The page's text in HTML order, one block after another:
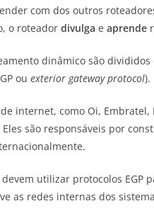
com dos outros
o roteador divulga e aprende
dinâmico são divididos
ou exterior gateway protocol).
internet, como Oi,
Eles são responsáveis por
utilizar protocolos EGP
as redes internas dos